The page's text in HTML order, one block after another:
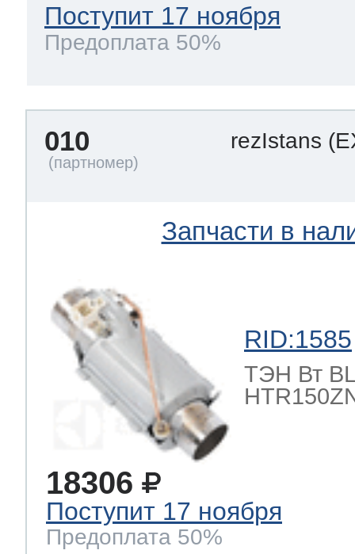
Поступит 17 ноября
Предоплата 50%
010 rezIstans
Запчасти в
RID:1585
ТЭН Вт
18306
Поступит 17 ноября
Предоплата 50%